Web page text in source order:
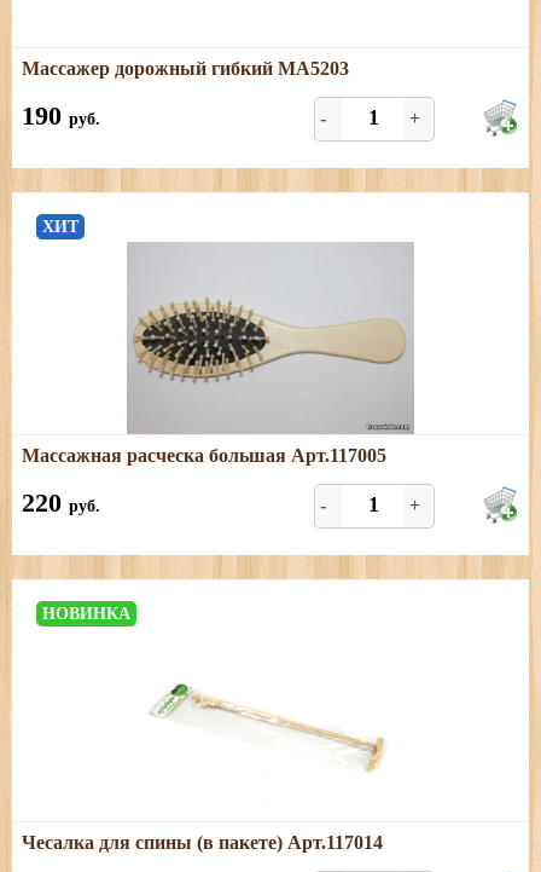
Подробнее
Березовый массажер для кистей
Массажер дорожный гибкий МА5203
190 руб. - +
ХИТ
Подробнее
Размеры: длина - 21,5 см; ширина - 6 см
Массажная расческа большая Арт.117005
220 руб. - +
НОВИНКА
Подробнее
Размеры: 433х72х32мм.
Чесалка для спины (в пакете) Арт.117014